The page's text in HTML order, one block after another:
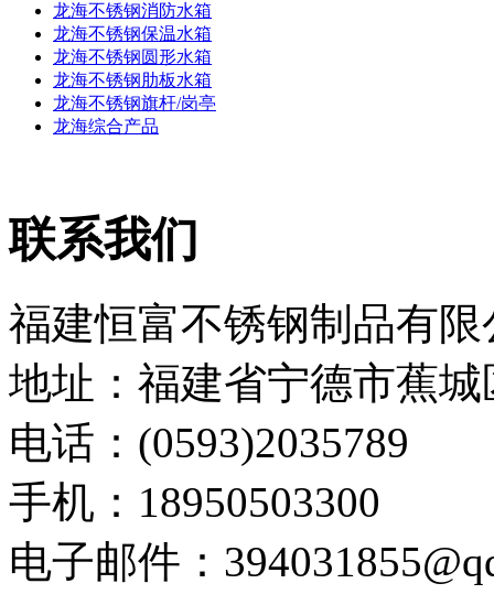
龙海不锈钢消防水箱
龙海不锈钢保温水箱
龙海不锈钢圆形水箱
龙海不锈钢肋板水箱
龙海不锈钢旗杆/岗亭
龙海综合产品
联系我们
福建恒富不锈钢制品有限
地址：福建省宁德市蕉
电话：(0593)2035789
手机：18950503300
电子邮件：